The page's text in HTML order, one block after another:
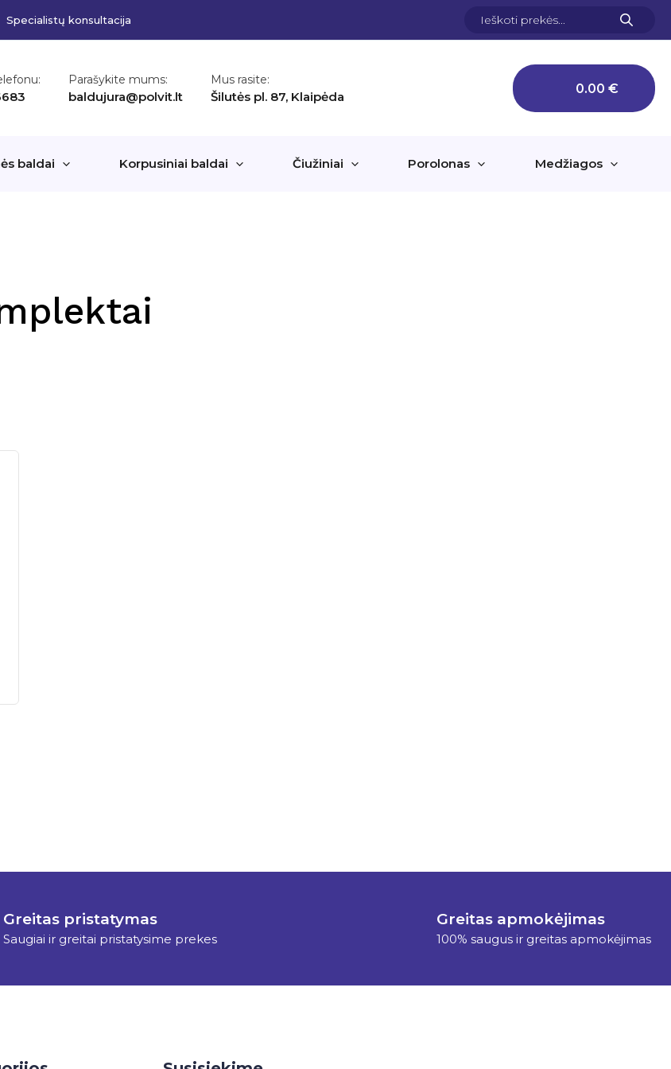
Specialistų konsultacija
Products
search
Parašykite mums:
baldujura@polvit.lt
Mus rasite:
Šilutės pl. 87, Klaipėda
0.00 €
baldai Korpusiniai baldai Čiužiniai Porolonas Medžiagos
Greitas pristatymas
Saugiai ir greitai pristatysime prekes
Greitas apmokėjimas
100% saugus ir greitas apmokėjimas